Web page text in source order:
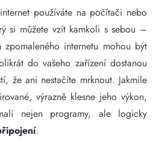
používáte na počítači nebo
si můžete vzít kamkoli s sebou –
internetu mohou být
do vašeho zařízení dostanou
že ani nestačíte mrknout. Jakmile
výrazně klesne jeho výkon,
nejen programy, ale logicky
.